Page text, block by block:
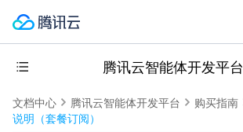
腾讯云智能体开发平台
文档中心 腾讯云智能体开发平台 购买指南
说明（套餐订阅）